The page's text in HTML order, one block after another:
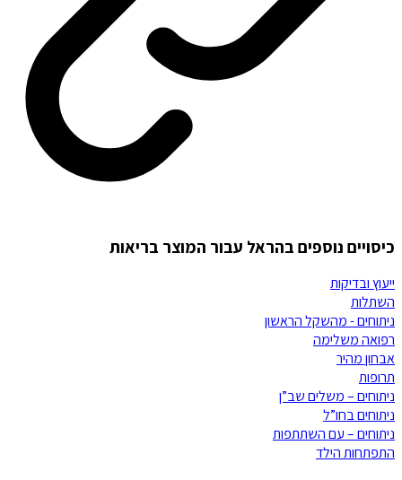
כיסויים נוספים בהראל עבור המוצר בריאות
ייעוץ ובדיקות
השתלות
ניתוחים - מהשקל הראשון
רפואה משלימה
אבחון מהיר
תרופות
ניתוחים – משלים שב”ן
ניתוחים בחו”ל
ניתוחים – עם השתתפות
התפתחות הילד